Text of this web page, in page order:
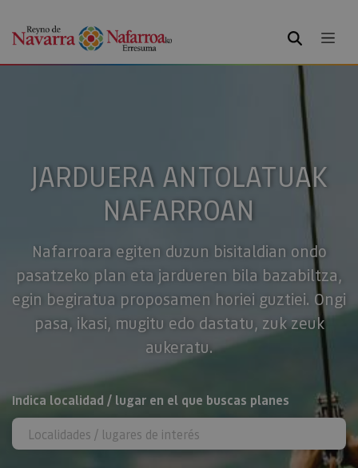
BILATU
JARDUERA ANTOLATUAK
NAFARROAN
Nafarroara egiten duzun bisitaldian ondo
pasatzeko plan eta jardueren bila bazabiltza,
egin begiratua proposamen horiei guztiei. Ongi
pasa, ikasi, mugitu edo dastatu, zuk zeuk
aukeratu.
BILATU
Indica localidad / lugar en el que buscas planes